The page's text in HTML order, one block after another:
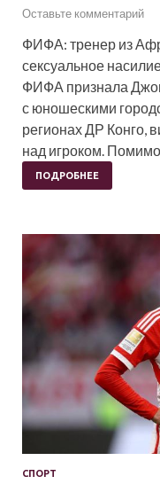
Оставьте комментарий
ФИФА: тренер из
сексуальное
ФИФА признала
с юношескими
регионах ДР Конго,
над игроком.
ПОДРОБНЕЕ
СПОРТ